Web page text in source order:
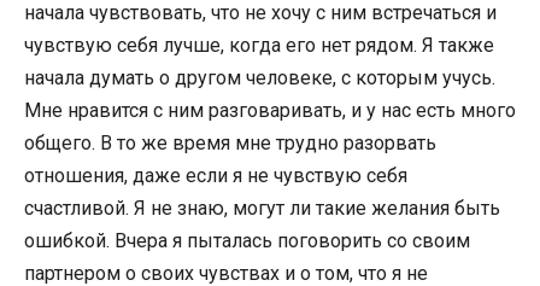
начала чувствовать, что не хочу с ним встречаться и
чувствую себя лучше, когда его нет рядом. Я также
начала думать о другом человеке, с которым учусь.
Мне нравится с ним разговаривать, и у нас есть много
общего. В то же время мне трудно разорвать
отношения, даже если я не чувствую себя
счастливой. Я не знаю, могут ли такие желания быть
ошибкой. Вчера я пыталась поговорить со своим
партнером о своих чувствах и о том, что я не